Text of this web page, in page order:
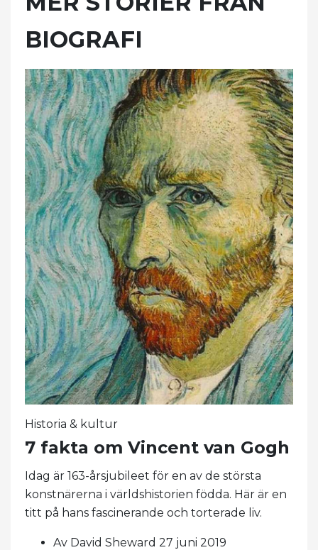
BIOGRAFI
Historia & kultur
7 fakta om Vincent van Gogh
Idag är 163-årsjubileet för en av de största
konstnärerna i världshistorien födda. Här är en
titt på hans fascinerande och torterade liv.
Av David Sheward 27 juni 2019